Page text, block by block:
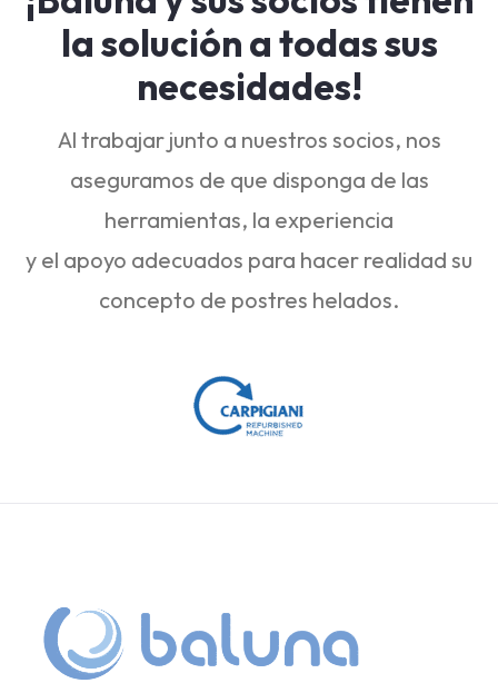
la solución a todas sus
necesidades!
Al trabajar junto a nuestros socios, nos
aseguramos de que disponga de las
herramientas, la experiencia
y el apoyo adecuados para hacer realidad su
concepto de postres helados.